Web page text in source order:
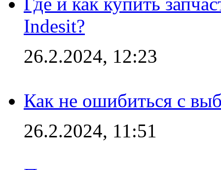
Indesit?
26.2.2024, 12:23
Как не ошибиться с
26.2.2024, 11:51